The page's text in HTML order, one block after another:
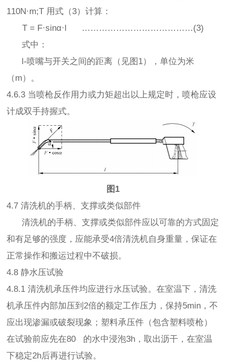
110N·m;T 用式（3）计算：
T = F·sinα·l …………………………………(3)
式中：
l-喷嘴与开关之间的距离（见图1），单位为米
（m）。
4.6.3 当喷枪反作用力或力矩超出以上规定时，喷枪应设
计成双手持握式。
图1
4.7 清洗机的手柄、支撑或类似部件
清洗机的手柄、支撑或类似部件应以可靠的方式固定
和有足够的强度，应能承受4倍清洗机自身重量，保证在
正常操作和搬运过程中不破损。
4.8 静水压试验
4.8.1 清洗机承压件均应进行水压试验。在室温下，清洗
机承压件内部加压到2倍的额定工作压力，保持5min，不
应出现渗漏或破裂现象；塑料承压件（包含塑料喷枪）
在试验前应先在80 的水中浸泡3h，取出沥干，在室温
下稳定2h后再进行试验。